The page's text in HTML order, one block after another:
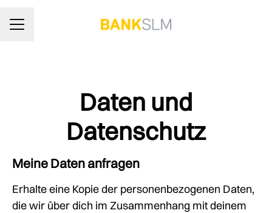
KARRIEREMENÜ
Daten und
Datenschutz
Meine Daten anfragen
Erhalte eine Kopie der personenbezogenen Daten,
die wir über dich im Zusammenhang mit deinem